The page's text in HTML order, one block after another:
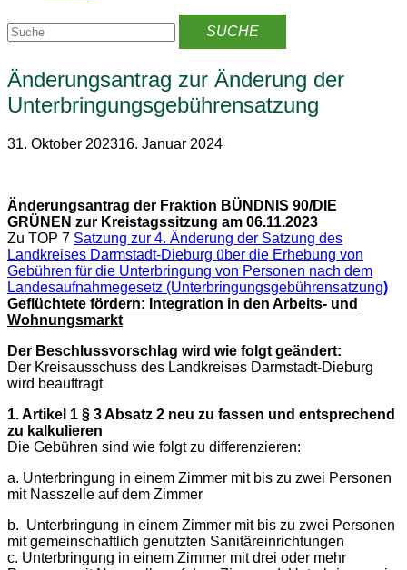
Änderungsantrag zur Änderung der
Unterbringungsgebührensatzung
31. Oktober 202316. Januar 2024
Änderungsantrag der Fraktion BÜNDNIS 90/DIE
GRÜNEN zur Kreistagssitzung am 06.11.2023
Zu TOP 7 Satzung zur 4. Änderung der Satzung des
Landkreises Darmstadt-Dieburg über die Erhebung von
Gebühren für die Unterbringung von Personen nach dem
Landesaufnahmegesetz (Unterbringungsgebührensatzung)
Geflüchtete fördern: Integration in den Arbeits- und
Wohnungsmarkt
Der Beschlussvorschlag wird wie folgt geändert:
Der Kreisausschuss des Landkreises Darmstadt-Dieburg
wird beauftragt
1. Artikel 1 § 3 Absatz 2 neu zu fassen und entsprechend
zu kalkulieren
Die Gebühren sind wie folgt zu differenzieren:
a. Unterbringung in einem Zimmer mit bis zu zwei Personen
mit Nasszelle auf dem Zimmer
b. Unterbringung in einem Zimmer mit bis zu zwei Personen
mit gemeinschaftlich genutzten Sanitäreinrichtungen
c. Unterbringung in einem Zimmer mit drei oder mehr